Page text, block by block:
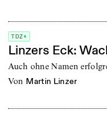
TDZ+
Linzers Eck:
Auch ohne Namen
von Martin Linzer